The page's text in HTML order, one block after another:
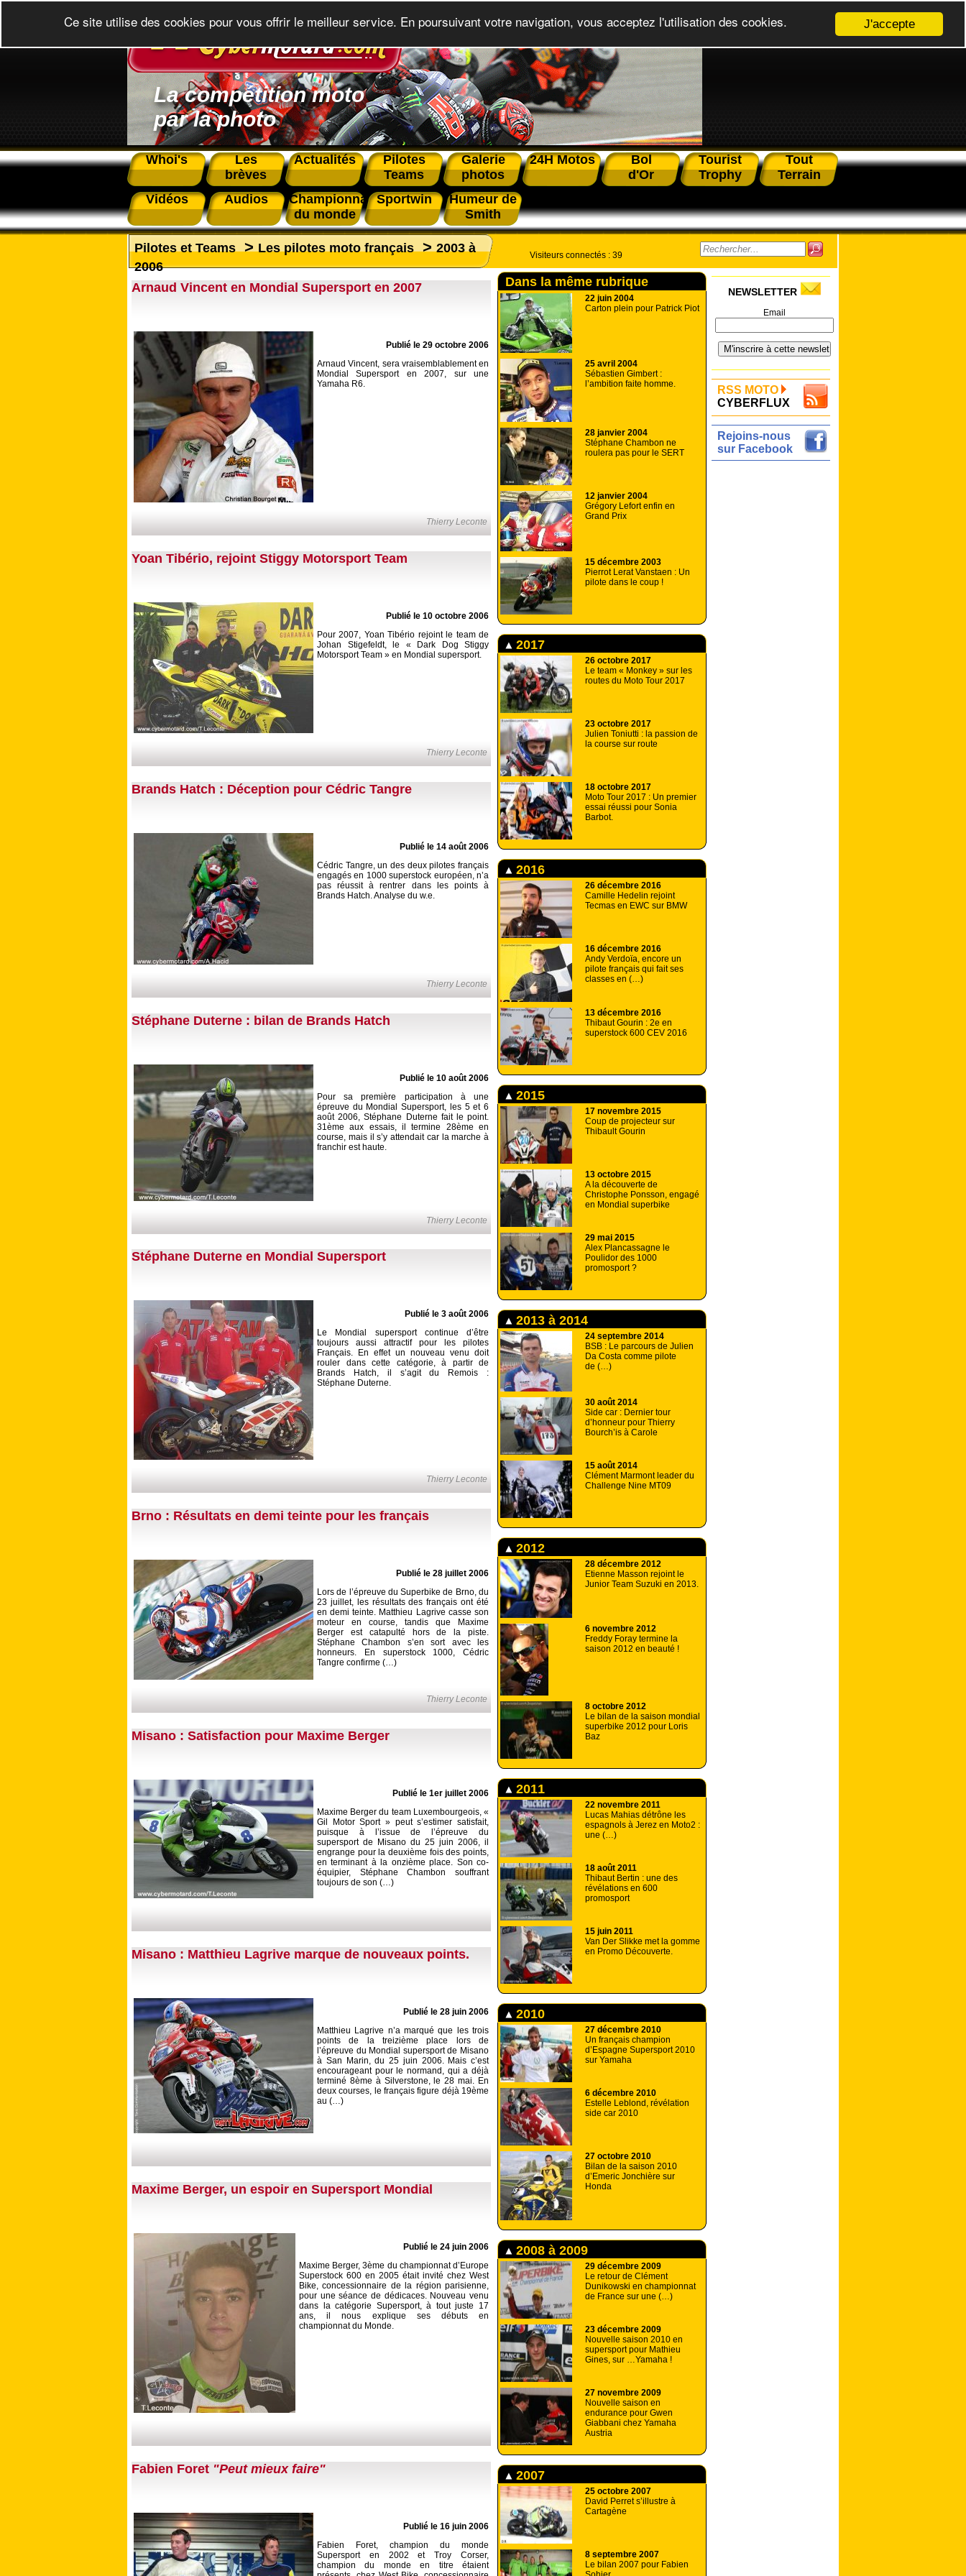
La compétition moto
par la photo
Whoi's
Les
brèves
Actualités
Pilotes
Teams
Galerie
photos
24H Motos
Bol
d'Or
Tourist
Trophy
Tout
Terrain
Vidéos
Audios
Championnat
du monde
Sportwin
Humeur de
Smith
Pilotes et Teams>Les pilotes moto français>2003 à
2006
Arnaud Vincent en Mondial Supersport en 2007
Publié le 29 octobre 2006
Arnaud Vincent, sera vraisemblablement en
Mondial Supersport en 2007, sur une
Yamaha R6.
Thierry Leconte
Yoan Tibério, rejoint Stiggy Motorsport Team
Publié le 10 octobre 2006
Pour 2007, Yoan Tibério rejoint le team de
Johan Stigefeldt, le « Dark Dog Stiggy
Motorsport Team » en Mondial supersport.
Thierry Leconte
Brands Hatch : Déception pour Cédric Tangre
Publié le 14 août 2006
Cédric Tangre, un des deux pilotes français
engagés en 1000 superstock européen, n’a
pas réussit à rentrer dans les points à
Brands Hatch. Analyse du w.e.
Thierry Leconte
Stéphane Duterne : bilan de Brands Hatch
Publié le 10 août 2006
Pour sa première participation à une
épreuve du Mondial Supersport, les 5 et 6
août 2006, Stéphane Duterne fait le point.
31ème aux essais, il termine 28ème en
course, mais il s’y attendait car la marche à
franchir est haute.
Thierry Leconte
Stéphane Duterne en Mondial Supersport
Publié le 3 août 2006
Le Mondial supersport continue d’être
toujours aussi attractif pour les pilotes
Français. En effet un nouveau venu doit
rouler dans cette catégorie, à partir de
Brands Hatch, il s’agit du Remois :
Stéphane Duterne.
Thierry Leconte
Brno : Résultats en demi teinte pour les français
Publié le 28 juillet 2006
Lors de l’épreuve du Superbike de Brno, du
23 juillet, les résultats des français ont été
en demi teinte. Matthieu Lagrive casse son
moteur en course, tandis que Maxime
Berger est catapulté hors de la piste.
Stéphane Chambon s’en sort avec les
honneurs. En superstock 1000, Cédric
Tangre confirme (…)
Thierry Leconte
Misano : Satisfaction pour Maxime Berger
Publié le 1er juillet 2006
Maxime Berger du team Luxembourgeois, «
Gil Motor Sport » peut s’estimer satisfait,
puisque à l’issue de l’épreuve du
supersport de Misano du 25 juin 2006, il
engrange pour la deuxième fois des points,
en terminant à la onzième place. Son co-
équipier, Stéphane Chambon souffrant
toujours de son (…)
Misano : Matthieu Lagrive marque de nouveaux points.
Publié le 28 juin 2006
Matthieu Lagrive n’a marqué que les trois
points de la treizième place lors de
l’épreuve du Mondial supersport de Misano
à San Marin, du 25 juin 2006. Mais c’est
encourageant pour le normand, qui a déjà
terminé 8ème à Silverstone, le 28 mai. En
deux courses, le français figure déjà 19ème
au (…)
Maxime Berger, un espoir en Supersport Mondial
Publié le 24 juin 2006
Maxime Berger, 3ème du championnat d’Europe
Superstock 600 en 2005 était invité chez West
Bike, concessionnaire de la région parisienne,
pour une séance de dédicaces. Nouveau venu
dans la catégorie Supersport, à tout juste 17
ans, il nous explique ses débuts en
championnat du Monde.
Fabien Foret "Peut mieux faire"
Publié le 16 juin 2006
Fabien Foret, champion du monde
Supersport en 2002 et Troy Corser,
champion du monde en titre étaient
Visiteurs connectés : 39
Dans la même rubrique
22 juin 2004
Carton plein pour Patrick Piot
25 avril 2004
Sébastien Gimbert :
l’ambition faite homme.
28 janvier 2004
Stéphane Chambon ne
roulera pas pour le SERT
12 janvier 2004
Grégory Lefort enfin en
Grand Prix
15 décembre 2003
Pierrot Lerat Vanstaen : Un
pilote dans le coup !
2017
26 octobre 2017
Le team « Monkey » sur les
routes du Moto Tour 2017
23 octobre 2017
Julien Toniutti : la passion de
la course sur route
18 octobre 2017
Moto Tour 2017 : Un premier
essai réussi pour Sonia
Barbot.
2016
26 décembre 2016
Camille Hedelin rejoint
Tecmas en EWC sur BMW
16 décembre 2016
Andy Verdoïa, encore un
pilote français qui fait ses
classes en (…)
13 décembre 2016
Thibaut Gourin : 2e en
superstock 600 CEV 2016
2015
17 novembre 2015
Coup de projecteur sur
Thibault Gourin
13 octobre 2015
A la découverte de
Christophe Ponsson, engagé
en Mondial superbike
29 mai 2015
Alex Plancassagne le
Poulidor des 1000
promosport ?
2013 à 2014
24 septembre 2014
BSB : Le parcours de Julien
Da Costa comme pilote
de (…)
30 août 2014
Side car : Dernier tour
d’honneur pour Thierry
Bourch’is à Carole
15 août 2014
Clément Marmont leader du
Challenge Nine MT09
2012
28 décembre 2012
Etienne Masson rejoint le
Junior Team Suzuki en 2013.
6 novembre 2012
Freddy Foray termine la
saison 2012 en beauté !
8 octobre 2012
Le bilan de la saison mondial
superbike 2012 pour Loris
Baz
2011
22 novembre 2011
Lucas Mahias détrône les
espagnols à Jerez en Moto2 :
une (…)
18 août 2011
Thibaut Bertin : une des
révélations en 600
promosport
15 juin 2011
Van Der Slikke met la gomme
en Promo Découverte.
2010
27 décembre 2010
Un français champion
d’Espagne Supersport 2010
sur Yamaha
6 décembre 2010
Estelle Leblond, révélation
side car 2010
27 octobre 2010
Bilan de la saison 2010
d’Emeric Jonchière sur
Honda
2008 à 2009
29 décembre 2009
Le retour de Clément
Dunikowski en championnat
de France sur une (…)
23 décembre 2009
Nouvelle saison 2010 en
supersport pour Mathieu
Gines, sur …Yamaha !
27 novembre 2009
Nouvelle saison en
endurance pour Gwen
Giabbani chez Yamaha
Austria
2007
25 octobre 2007
David Perret s’illustre à
Cartagène
8 septembre 2007
Le bilan 2007 pour Fabien
NEWSLETTER
Email
RSS MOTO
CYBERFLUX
Rejoins-nous
sur Facebook
J'accepte
Ce site utilise des cookies pour vous offrir le meilleur service. En poursuivant votre navigation, vous acceptez l'utilisation des cookies.